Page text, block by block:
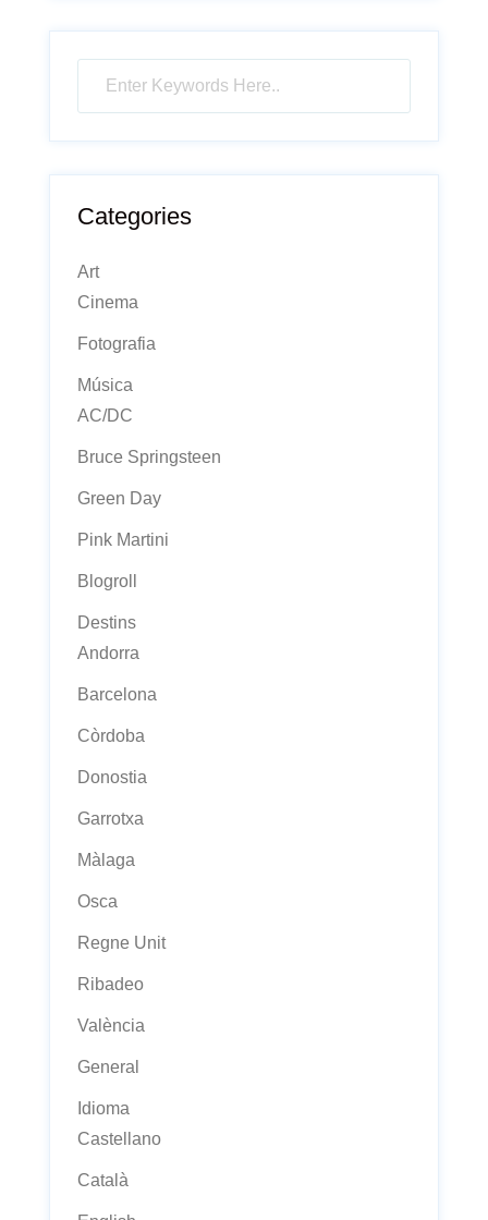
Categories
Art
Cinema
Fotografia
Música
AC/DC
Bruce Springsteen
Green Day
Pink Martini
Blogroll
Destins
Andorra
Barcelona
Còrdoba
Donostia
Garrotxa
Màlaga
Osca
Regne Unit
Ribadeo
València
General
Idioma
Castellano
Català